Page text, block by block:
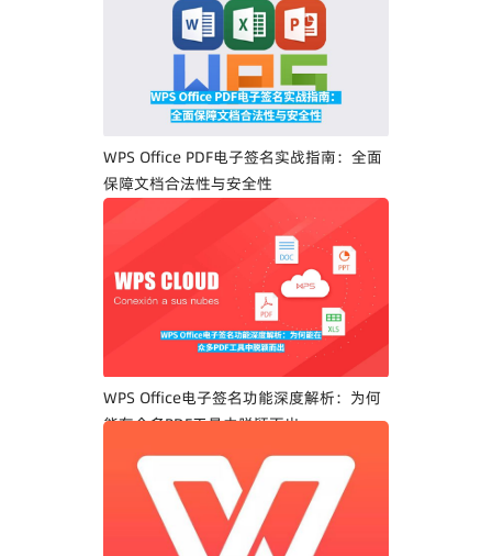
WPS Office PDF电子签名实战指南：全面
保障文档合法性与安全性
WPS Office电子签名功能深度解析：为何
能在众多PDF工具中脱颖而出